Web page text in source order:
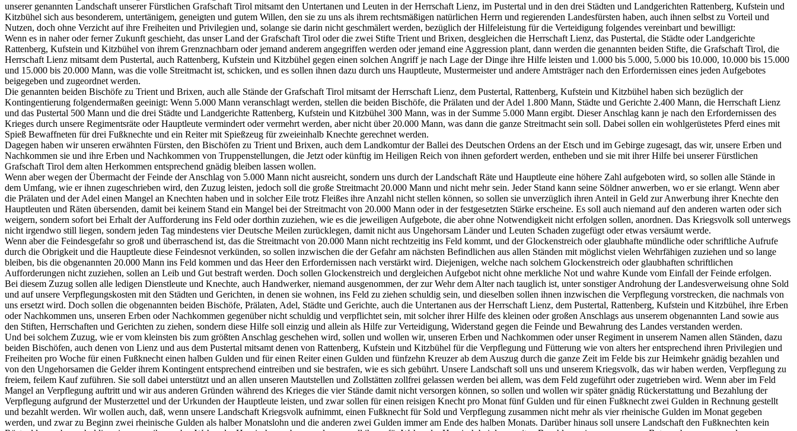
unserer genannten Landschaft unserer Fürstlichen Grafschaft Tirol mitsamt den Untertanen und Leuten in der Herrschaft Lienz, im Pustertal und in den drei Städten und Landgerichten Rattenberg, Kufstein und
Kitzbühel sich aus besonderem, untertänigem, geneigten und gutem Willen, den sie zu uns als ihrem rechtsmäßigen natürlichen Herrn und regierenden Landesfürsten haben, auch ihnen selbst zu Vorteil und
Nutzen, doch ohne Verzicht auf ihre Freiheiten und Privilegien und, solange sie darin nicht geschmälert werden, bezüglich der Hilfeleistung für die Verteidigung folgendes vereinbart und bewilligt:
Wenn es in naher oder ferner Zukunft geschieht, das unser Land der Grafschaft Tirol oder die zwei Stifte Trient und Brixen, desgleichen die Herrschaft Lienz, das Pustertal, die Städte oder Landgerichte
Rattenberg, Kufstein und Kitzbühel von ihrem Grenznachbarn oder jemand anderem angegriffen werden oder jemand eine Aggression plant, dann werden die genannten beiden Stifte, die Grafschaft Tirol, die
Herrschaft Lienz mitsamt dem Pustertal, auch Rattenberg, Kufstein und Kitzbühel gegen einen solchen Angriff je nach Lage der Dinge ihre Hilfe leisten und 1.000 bis 5.000, 5.000 bis 10.000, 10.000 bis 15.000
und 15.000 bis 20.000 Mann, was die volle Streitmacht ist, schicken, und es sollen ihnen dazu durch uns Hauptleute, Mustermeister und andere Amtsträger nach den Erfordernissen eines jeden Aufgebotes
beigegeben und zugeordnet werden.
Die genannten beiden Bischöfe zu Trient und Brixen, auch alle Stände der Grafschaft Tirol mitsamt der Herrschaft Lienz, dem Pustertal, Rattenberg, Kufstein und Kitzbühel haben sich bezüglich der
Kontingentierung folgendermaßen geeinigt: Wenn 5.000 Mann veranschlagt werden, stellen die beiden Bischöfe, die Prälaten und der Adel 1.800 Mann, Städte und Gerichte 2.400 Mann, die Herrschaft Lienz
und das Pustertal 500 Mann und die drei Städte und Landgerichte Rattenberg, Kufstein und Kitzbühel 300 Mann, was in der Summe 5.000 Mann ergibt. Dieser Anschlag kann je nach den Erfordernissen des
Krieges durch unsere Regimentsräte oder Hauptleute vermindert oder vermehrt werden, aber nicht über 20.000 Mann, was dann die ganze Streitmacht sein soll. Dabei sollen ein wohlgerüstetes Pferd eines mit
Spieß Bewaffneten für drei Fußknechte und ein Reiter mit Spießzeug für zweieinhalb Knechte gerechnet werden.
Dagegen haben wir unseren erwähnten Fürsten, den Bischöfen zu Trient und Brixen, auch dem Landkomtur der Ballei des Deutschen Ordens an der Etsch und im Gebirge zugesagt, das wir, unsere Erben und
Nachkommen sie und ihre Erben und Nachkommen von Truppenstellungen, die Jetzt oder künftig im Heiligen Reich von ihnen gefordert werden, entheben und sie mit ihrer Hilfe bei unserer Fürstlichen
Grafschaft Tirol dem alten Herkommen entsprechend gnädig bleiben lassen wollen.
Wenn aber wegen der Übermacht der Feinde der Anschlag von 5.000 Mann nicht ausreicht, sondern uns durch der Landschaft Räte und Hauptleute eine höhere Zahl aufgeboten wird, so sollen alle Stände in
dem Umfang, wie er ihnen zugeschrieben wird, den Zuzug leisten, jedoch soll die große Streitmacht 20.000 Mann und nicht mehr sein. Jeder Stand kann seine Söldner anwerben, wo er sie erlangt. Wenn aber
die Prälaten und der Adel einen Mangel an Knechten haben und in solcher Eile trotz Fleißes ihre Anzahl nicht stellen können, so sollen sie unverzüglich ihren Anteil in Geld zur Anwerbung ihrer Knechte den
Hauptleuten und Räten übersenden, damit bei keinem Stand ein Mangel bei der Streitmacht von 20.000 Mann oder in der festgesetzten Stärke erscheine. Es soll auch niemand auf den anderen warten oder sich
weigern, sondern sofort bei Erhalt der Aufforderung ins Feld oder dorthin zuziehen, wie es die jeweiligen Aufgebote, die aber ohne Notwendigkeit nicht erfolgen sollen, anordnen. Das Kriegsvolk soll unterwegs
nicht irgendwo still liegen, sondern jeden Tag mindestens vier Deutsche Meilen zurücklegen, damit nicht aus Ungehorsam Länder und Leuten Schaden zugefügt oder etwas versäumt werde.
Wenn aber die Feindesgefahr so groß und überraschend ist, das die Streitmacht von 20.000 Mann nicht rechtzeitig ins Feld kommt, und der Glockenstreich oder glaubhafte mündliche oder schriftliche Aufrufe
durch die Obrigkeit und die Hauptleute diese Feindesnot verkünden, so sollen inzwischen die der Gefahr am nächsten Befindlichen aus allen Ständen mit möglichst vielen Wehrfähigen zuziehen und so lange
bleiben, bis die obgenannten 20.000 Mann ins Feld kommen und das Heer den Erfordernissen nach verstärkt wird. Diejenigen, welche nach solchem Glockenstreich oder glaubhaften schriftlichen
Aufforderungen nicht zuziehen, sollen an Leib und Gut bestraft werden. Doch sollen Glockenstreich und dergleichen Aufgebot nicht ohne merkliche Not und wahre Kunde vom Einfall der Feinde erfolgen.
Bei diesem Zuzug sollen alle ledigen Dienstleute und Knechte, auch Handwerker, niemand ausgenommen, der zur Wehr dem Alter nach tauglich ist, unter sonstiger Androhung der Landesverweisung ohne Sold
und auf unsere Verpflegungskosten mit den Städten und Gerichten, in denen sie wohnen, ins Feld zu ziehen schuldig sein, und dieselben sollen ihnen inzwischen die Verpflegung vorstrecken, die nachmals von
uns ersetzt wird. Doch sollen die obgenannten beiden Bischöfe, Prälaten, Adel, Städte und Gerichte, auch die Untertanen aus der Herrschaft Lienz, dem Pustertal, Rattenberg, Kufstein und Kitzbühel, ihre Erben
oder Nachkommen uns, unseren Erben oder Nachkommen gegenüber nicht schuldig und verpflichtet sein, mit solcher ihrer Hilfe des kleinen oder großen Anschlags aus unserem obgenannten Land sowie aus
den Stiften, Herrschaften und Gerichten zu ziehen, sondern diese Hilfe soll einzig und allein als Hilfe zur Verteidigung, Widerstand gegen die Feinde und Bewahrung des Landes verstanden werden.
Und bei solchem Zuzug, wie er vom kleinsten bis zum größten Anschlag geschehen wird, sollen und wollen wir, unseren Erben und Nachkommen oder unser Regiment in unserem Namen allen Ständen, dazu
beiden Bischöfen, auch denen von Lienz und aus dem Pustertal mitsamt denen von Rattenberg, Kufstein und Kitzbühel für die Verpflegung und Fütterung wie von alters her entsprechend ihren Privilegien und
Freiheiten pro Woche für einen Fußknecht einen halben Gulden und für einen Reiter einen Gulden und fünfzehn Kreuzer ab dem Auszug durch die ganze Zeit im Felde bis zur Heimkehr gnädig bezahlen und
von den Ungehorsamen die Gelder ihrem Kontingent entsprechend eintreiben und sie bestrafen, wie es sich gebührt. Unsere Landschaft soll uns und unserem Kriegsvolk, das wir haben werden, Verpflegung zu
freiem, feilem Kauf zuführen. Sie soll dabei unterstützt und an allen unseren Mautstellen und Zollstätten zollfrei gelassen werden bei allem, was dem Feld zugeführt oder zugetrieben wird. Wenn aber im Feld
Mangel an Verpflegung auftritt und wir aus anderen Gründen während des Krieges die vier Stände damit nicht versorgen können, so sollen und wollen wir später gnädig Rückerstattung und Bezahlung der
Verpflegung aufgrund der Musterzettel und der Urkunden der Hauptleute leisten, und zwar sollen für einen reisigen Knecht pro Monat fünf Gulden und für einen Fußknecht zwei Gulden in Rechnung gestellt
und bezahlt werden. Wir wollen auch, daß, wenn unsere Landschaft Kriegsvolk aufnimmt, einen Fußknecht für Sold und Verpflegung zusammen nicht mehr als vier rheinische Gulden im Monat gegeben
werden, und zwar zu Beginn zwei rheinische Gulden als halber Monatslohn und die anderen zwei Gulden immer am Ende des halben Monats. Darüber hinaus soll unsere Landschaft den Fußknechten kein